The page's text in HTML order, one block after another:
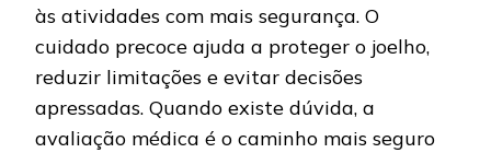
às atividades com mais segurança. O
cuidado precoce ajuda a proteger o joelho,
reduzir limitações e evitar decisões
apressadas. Quando existe dúvida, a
avaliação médica é o caminho mais seguro